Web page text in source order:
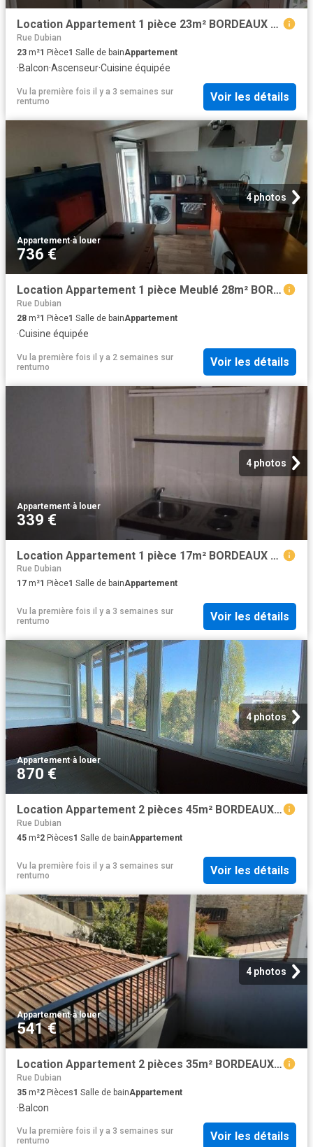
Location Appartement 1 pièce 23m² BORDEAUX 33000
Rue Dubian
23 m²1 Pièce1 Salle de bainAppartement
·Balcon·Ascenseur·Cuisine équipée
Vu la première fois il y a 3 semaines sur
rentumo
Voir les détails
4 photos
Appartement·à louer
736 €
Location Appartement 1 pièce Meublé 28m² BORDEAUX 33000
Rue Dubian
28 m²1 Pièce1 Salle de bainAppartement
·Cuisine équipée
Vu la première fois il y a 2 semaines sur
rentumo
Voir les détails
4 photos
Appartement·à louer
339 €
Location Appartement 1 pièce 17m² BORDEAUX 33000
Rue Dubian
17 m²1 Pièce1 Salle de bainAppartement
Vu la première fois il y a 3 semaines sur
rentumo
Voir les détails
4 photos
Appartement·à louer
870 €
Location Appartement 2 pièces 45m² BORDEAUX 33000
Rue Dubian
45 m²2 Pièces1 Salle de bainAppartement
Vu la première fois il y a 3 semaines sur
rentumo
Voir les détails
4 photos
Appartement·à louer
541 €
Location Appartement 2 pièces 35m² BORDEAUX 33000
Rue Dubian
35 m²2 Pièces1 Salle de bainAppartement
·Balcon
Vu la première fois il y a 3 semaines sur
rentumo
Voir les détails